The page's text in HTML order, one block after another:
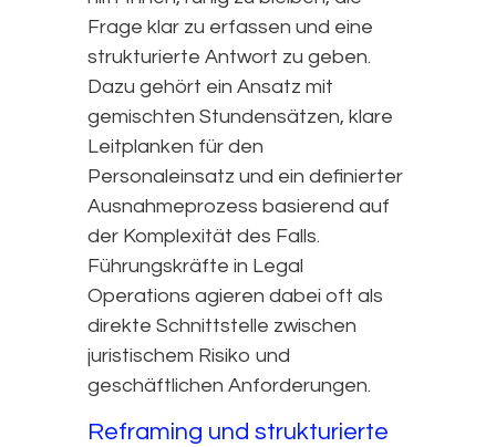
Frage klar zu erfassen und eine
strukturierte Antwort zu geben.
Dazu gehört ein Ansatz mit
gemischten Stundensätzen, klare
Leitplanken für den
Personaleinsatz und ein definierter
Ausnahmeprozess basierend auf
der Komplexität des Falls.
Führungskräfte in Legal
Operations agieren dabei oft als
direkte Schnittstelle zwischen
juristischem Risiko und
geschäftlichen Anforderungen.
Reframing und strukturierte